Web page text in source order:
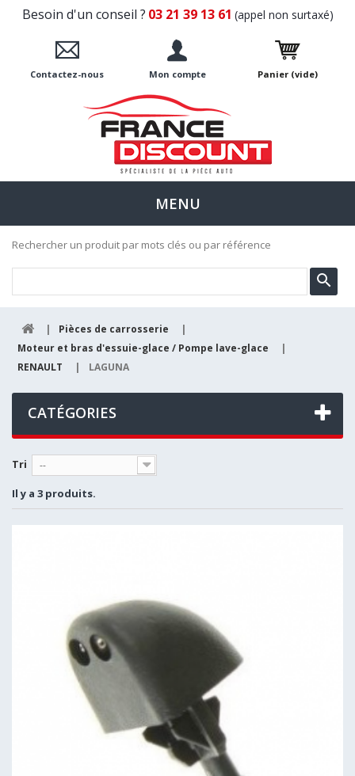
Besoin d'un conseil ? 03 21 39 13 61 (appel non surtaxé)
Contactez-nous Mon compte Panier (vide)
MENU
Rechercher un produit par mots clés ou par référence
| Pièces de carrosserie
|
Moteur et bras d'essuie-glace / Pompe lave-glace
|
RENAULT
| LAGUNA
CATÉGORIES
Tri --
Il y a 3 produits.